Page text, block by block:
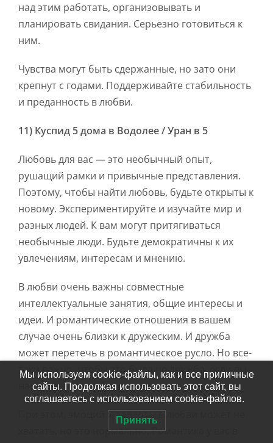
над этим работать, организовывать и
планировать свидания. Серьезно готовиться к
ним.
Чувства могут быть сдержанные, но зато они
крепнут с годами. Поддерживайте стабильность
и преданность в любви.
11) Куспид 5 дома в Водолее / Уран в 5
Любовь для вас — это необычный опыт,
рушащий рамки и привычные представления.
Поэтому, чтобы найти любовь, будьте открыты к
новому. Экспериментируйте и изучайте мир и
разных людей. К вам могут притягиваться
необычные люди. Будьте демократичны к их
увлечениям, интересам и мнению.
В любви очень важны совместные
интеллектуальные занятия, общие интересы и
идеи. И романтические отношения в вашем
случае очень близки к дружеским. И дружба
может перетечь в романтическое русло. Но все-
таки важно, чтобы это была не дружба, если вы
настроены на любовь.
При этом, эмоций и теплоты в любви может не
хватать, но это нормально. Романтика у вас в
Мы используем cookie-файлы, как и все приличные
сайты. Продолжая использовать этот сайт, вы
соглашаетесь с использованием cookie-файлов.
Принять